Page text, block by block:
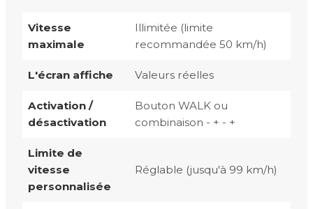
Vitesse
maximale
Illimitée (limite
recommandée 50 km/h)
L'écran affiche Valeurs réelles
Activation /
désactivation
Bouton WALK ou
combinaison - + - +
Limite de
vitesse
personnalisée
Réglable (jusqu'à 99 km/h)